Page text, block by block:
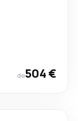
de504 €